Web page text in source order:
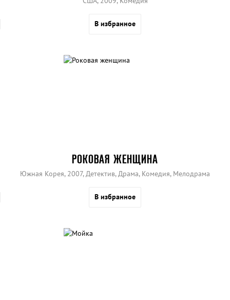
В избранное
РОКОВАЯ ЖЕНЩИНА
Южная Корея, 2007, Детектив, Драма, Комедия, Мелодрама
В избранное